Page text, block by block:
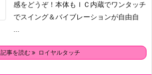
感をどうぞ！本体もＩＣ内蔵でワンタッチ
でスイング＆バイブレーションが自由自
記事を読む ロイヤルタッチ